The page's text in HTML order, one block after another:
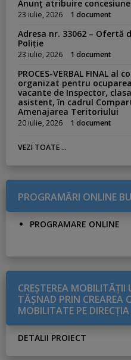
Anunț atribuire concesiune
23 iulie, 2026 1 document
Adresa nr. 33062 – Ofertă
Poliție
23 iulie, 2026 1 document
PROCES-VERBAL FINAL
organizat pentru
vacante de Inspector,
asistent, în cadrul
Amenajarea Teritoriului
20 iulie, 2026 1 document
VEZI TOATE ...
PROGRAMĂRI ONLINE
PROGRAMARE ONLINE
CREŞTEREA
TĂŞNAD PRIN CREAREA
MOBILITATE PE
DETALII PROIECT